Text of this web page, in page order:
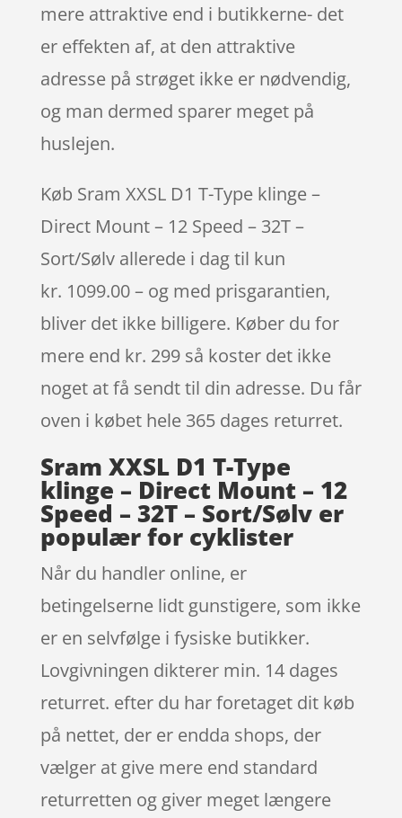
mere attraktive end i butikkerne- det
er effekten af, at den attraktive
adresse på strøget ikke er nødvendig,
og man dermed sparer meget på
huslejen.
Køb Sram XXSL D1 T-Type klinge –
Direct Mount – 12 Speed – 32T –
Sort/Sølv allerede i dag til kun
kr. 1099.00 – og med prisgarantien,
bliver det ikke billigere. Køber du for
mere end kr. 299 så koster det ikke
noget at få sendt til din adresse. Du får
oven i købet hele 365 dages returret.
Sram XXSL D1 T-Type
klinge – Direct Mount – 12
Speed – 32T – Sort/Sølv er
populær for cyklister
Når du handler online, er
betingelserne lidt gunstigere, som ikke
er en selvfølge i fysiske butikker.
Lovgivningen dikterer min. 14 dages
returret. efter du har foretaget dit køb
på nettet, der er endda shops, der
vælger at give mere end standard
returretten og giver meget længere